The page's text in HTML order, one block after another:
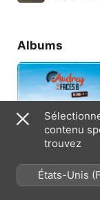
Albums
Allons-Y !
contenu
trouvez
États-Unis
France)